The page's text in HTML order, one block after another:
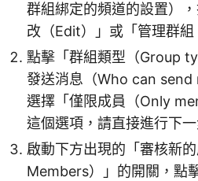
群組綁定的頻道的設置）
改（Edit）」或「管理群組
點擊「群組類型（Group
發送消息（Who can send
選擇「僅限成員（Only
這個選項，請直接進行下一
啟動下方出現的「審核新
Members）」的開關，點